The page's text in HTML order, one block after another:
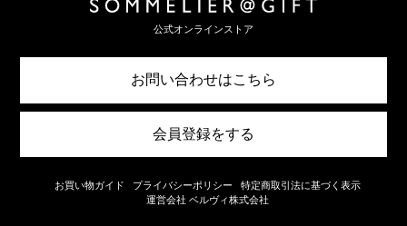
公式オンラインストア
お問い合わせはこちら
会員登録をする
お買い物ガイド プライバシーポリシー
特定商取引法に基づく表示
運営会社 ベルヴィ株式会社